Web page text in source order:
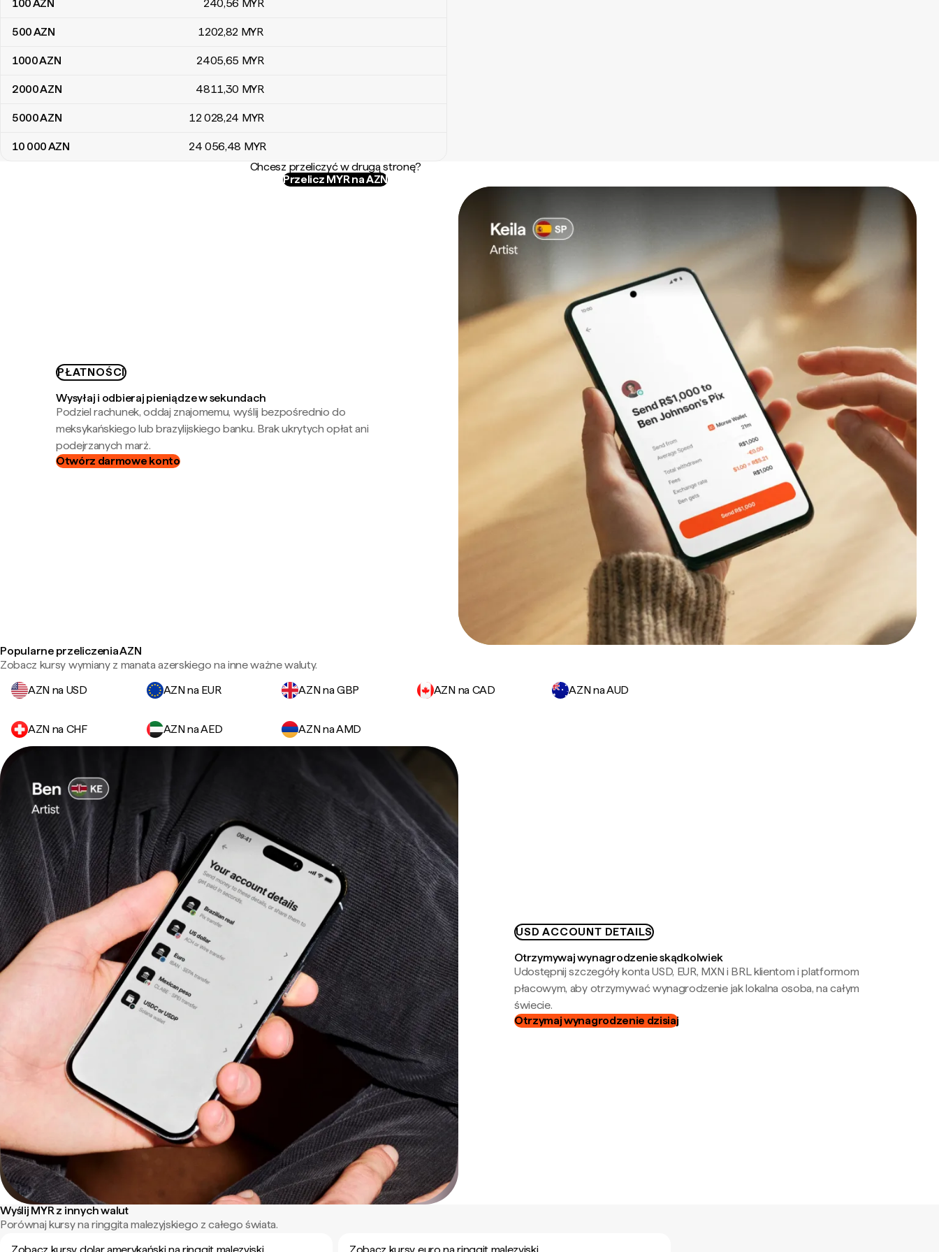
100AZN 240,56 MYR
500AZN 1202,82 MYR
1000AZN 2405,65 MYR
2000AZN 4811,30 MYR
5000AZN 12 028,24 MYR
10 000AZN 24 056,48 MYR
Chcesz przeliczyć w drugą stronę?
Przelicz MYR na AZN
PŁATNOŚCI
Wysyłaj i odbieraj pieniądze w sekundach
Podziel rachunek, oddaj znajomemu, wyślij bezpośrednio do
meksykańskiego lub brazylijskiego banku. Brak ukrytych opłat ani
podejrzanych marż.
Otwórz darmowe konto
Popularne przeliczenia AZN
Zobacz kursy wymiany z manata azerskiego na inne ważne waluty.
AZN na USD
AZN na EUR AZN na GBP AZN na CAD AZN na AUD
AZN na CHF AZN na AED AZN na AMD
USD ACCOUNT DETAILS
Otrzymywaj wynagrodzenie skądkolwiek
Udostępnij szczegóły konta USD, EUR, MXN i BRL klientom i platformom
płacowym, aby otrzymywać wynagrodzenie jak lokalna osoba, na całym
świecie.
Otrzymaj wynagrodzenie dzisiaj
Wyślij MYR z innych walut
Porównaj kursy na ringgita malezyjskiego z całego świata.